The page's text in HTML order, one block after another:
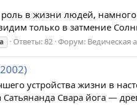
в жизни людей,
только в затмение
Ответы: 82 Форум: Ведическая
устройства жизни в
Свара йога —